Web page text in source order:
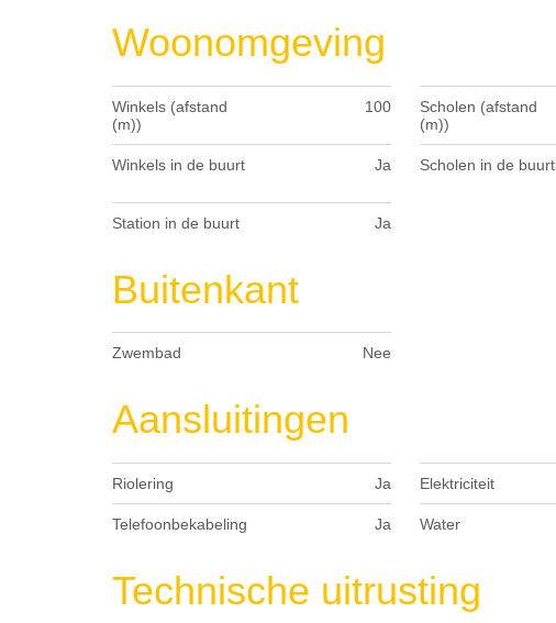
Woonomgeving
Winkels (afstand
(m))
100
Scholen (afstand
(m))
Winkels in de buurt Ja Scholen in de buurt
Station in de buurt Ja
Buitenkant
Zwembad Nee
Aansluitingen
Riolering Ja Elektriciteit
Telefoonbekabeling Ja Water
Technische uitrusting